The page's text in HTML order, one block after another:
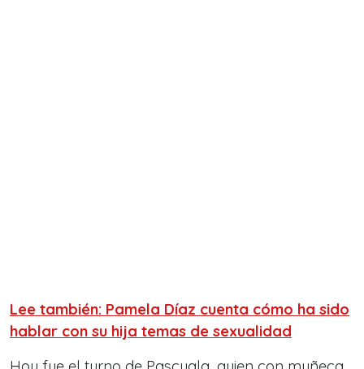
Lee también: Pamela Díaz cuenta cómo ha sido
hablar con su hija temas de sexualidad